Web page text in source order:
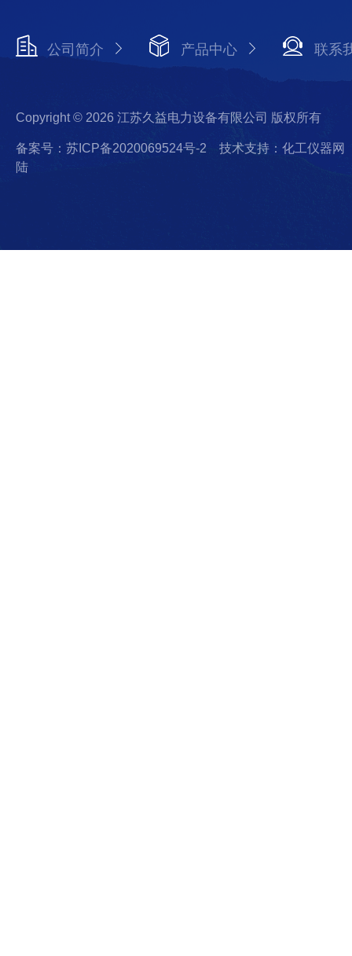
公司简介 产品中心 联系
Copyright © 2026 江苏久益电力设备有限公司 版权所有
备案号：苏ICP备2020069524号-2
技术支持：化工仪器网
陆